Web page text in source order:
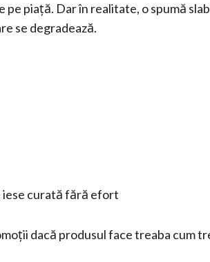
piață. Dar în realitate, o spumă
se degradează.
iese curată fără efort
dacă produsul face treaba cum